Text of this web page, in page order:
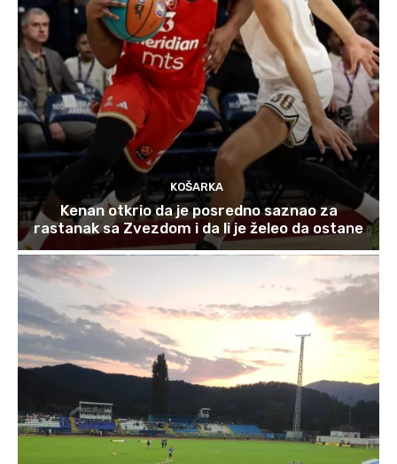
KOŠARKA
Kenan otkrio da je posredno saznao za
rastanak sa Zvezdom i da li je želeo da ostane